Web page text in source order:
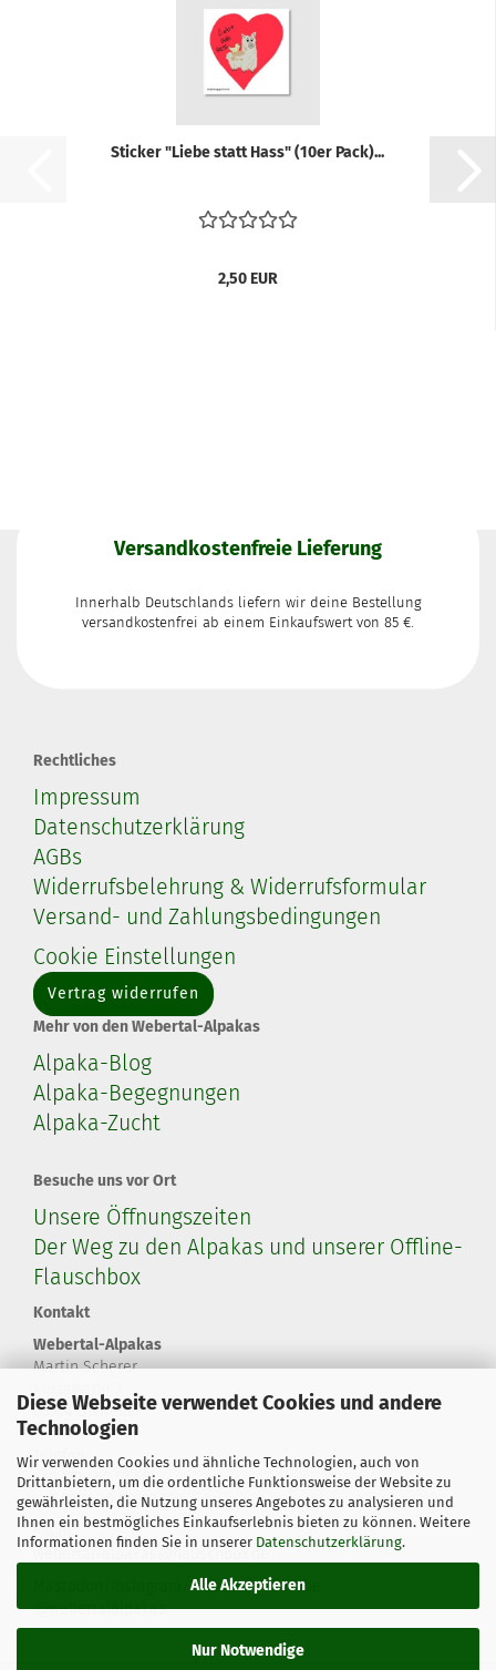
Diese Webseite verwendet Cookies und andere
Technologien
Wir verwenden Cookies und ähnliche Technologien, auch von
Drittanbietern, um die ordentliche Funktionsweise der Website zu
gewährleisten, die Nutzung unseres Angebotes zu analysieren und
Ihnen ein bestmögliches Einkaufserlebnis bieten zu können. Weitere
Informationen finden Sie in unserer Datenschutzerklärung.
Alle Akzeptieren
Nur Notwendige
Sti­cker "Liebe statt Hass" (10er Pack)...
2,50 EUR
Versandkostenfreie Lieferung
Innerhalb Deutschlands liefern wir deine Bestellung
versandkostenfrei ab einem Einkaufswert von 85 €.
Rechtliches
Impressum
Datenschutzerklärung
AGBs
Widerrufsbelehrung & Widerrufsformular
Versand- und Zahlungsbedingungen
Cookie Einstellungen
Vertrag widerrufen
Mehr von den Webertal-Alpakas
Alpaka-Blog
Alpaka-Begegnungen
Alpaka-Zucht
Besuche uns vor Ort
Unsere Öffnungszeiten
Der Weg zu den Alpakas und unserer Offline-
Flauschbox
Kontakt
Webertal-Alpakas
Martin Scherer
Kurzawann 3
66564 Ottweiler
Telefon
+49 179 460 67 58
+49 6824 20 80 60 8
eMail
Facebook/YouTube
@webertalalpakas